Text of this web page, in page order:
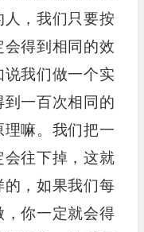
，我们只要按
得到相同的效
我们做一个实
一百次相同的
嘛。我们把一
往下掉，这就
，如果我们每
你一定就会得